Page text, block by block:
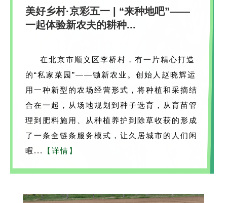
美好乡村·京彩五一 | “来种地吧”——
一起体验新农夫的耕种...
在北京市顺义区李桥村，有一片精心打造
的“私家菜园”——锄新农业。创始人赵晓辉运
用一种新型的农场经营形式，将种植和采摘结
合在一起，从场地规划到种子选育，从育苗管
理到肥料施用、从种植养护到除草收获的形成
了一条全链条服务模式，让久居城市的人们闲
暇...
【详情】